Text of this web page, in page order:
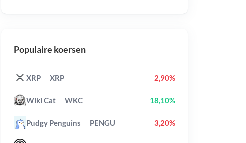
Populaire koersen
XRP XRP 2,90%
Wiki Cat WKC 18,10%
Pudgy Penguins PENGU 3,20%